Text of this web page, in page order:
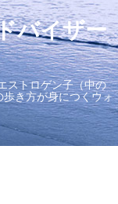
バイザー
ストロゲン子（中の
歩き方が身につくウォ